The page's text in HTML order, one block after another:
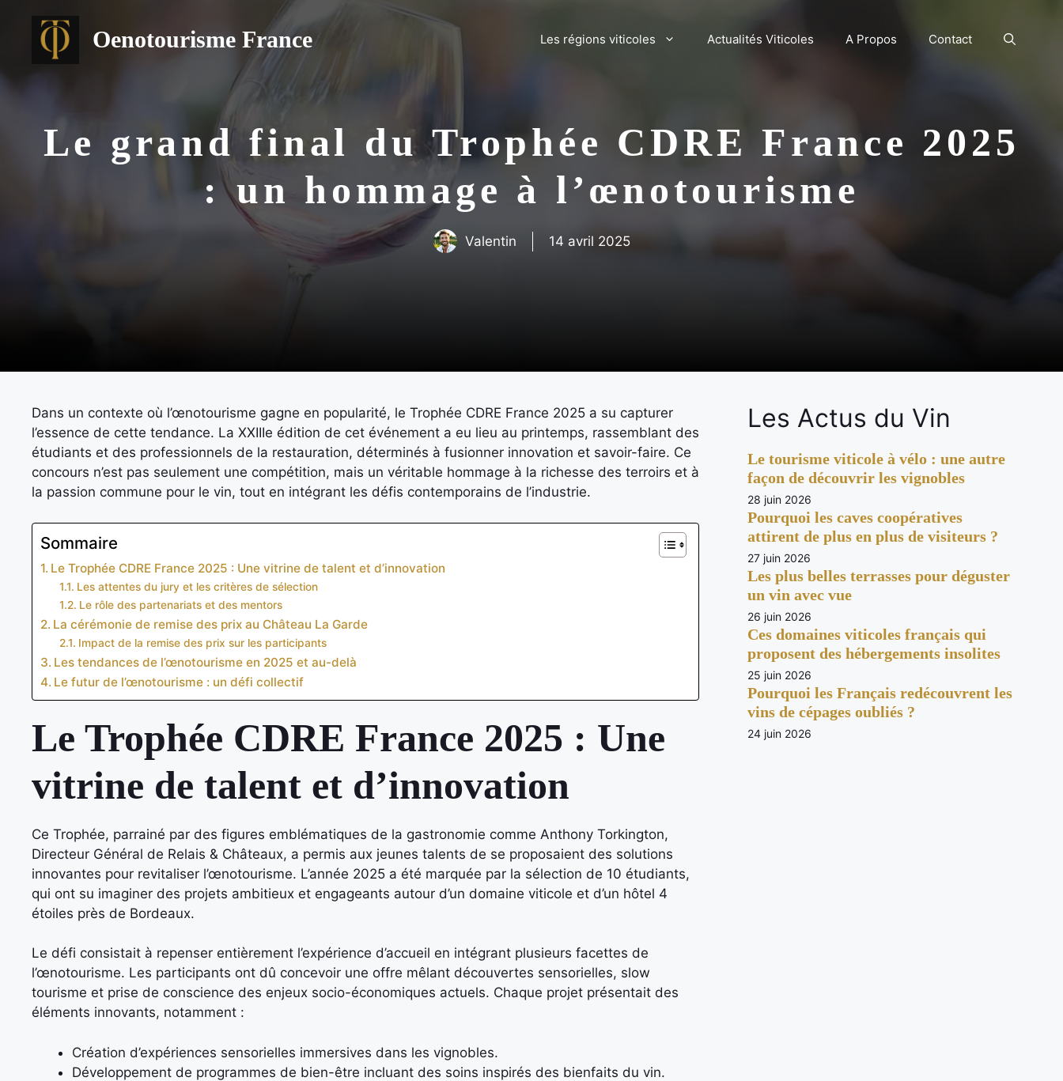
contenu
Oenotourisme France Les régions viticoles Actualités Viticoles A Propos Contact
Le grand final du Trophée CDRE France 2025
: un hommage à l’œnotourisme
Valentin 14 avril 2025
Dans un contexte où l’œnotourisme gagne en popularité, le Trophée CDRE France 2025 a su capturer
l’essence de cette tendance. La XXIIIe édition de cet événement a eu lieu au printemps, rassemblant des
étudiants et des professionnels de la restauration, déterminés à fusionner innovation et savoir-faire. Ce
concours n’est pas seulement une compétition, mais un véritable hommage à la richesse des terroirs et à
la passion commune pour le vin, tout en intégrant les défis contemporains de l’industrie.
Sommaire
Le Trophée CDRE France 2025 : Une vitrine de talent et d’innovation
Les attentes du jury et les critères de sélection
Le rôle des partenariats et des mentors
La cérémonie de remise des prix au Château La Garde
Impact de la remise des prix sur les participants
Les tendances de l’œnotourisme en 2025 et au-delà
Le futur de l’œnotourisme : un défi collectif
Le Trophée CDRE France 2025 : Une
vitrine de talent et d’innovation
Ce Trophée, parrainé par des figures emblématiques de la gastronomie comme Anthony Torkington,
Directeur Général de Relais & Châteaux, a permis aux jeunes talents de se proposaient des solutions
innovantes pour revitaliser l’œnotourisme. L’année 2025 a été marquée par la sélection de 10 étudiants,
qui ont su imaginer des projets ambitieux et engageants autour d’un domaine viticole et d’un hôtel 4
étoiles près de Bordeaux.
Le défi consistait à repenser entièrement l’expérience d’accueil en intégrant plusieurs facettes de
l’œnotourisme. Les participants ont dû concevoir une offre mêlant découvertes sensorielles, slow
tourisme et prise de conscience des enjeux socio-économiques actuels. Chaque projet présentait des
éléments innovants, notamment :
Création d’expériences sensorielles immersives dans les vignobles.
Développement de programmes de bien-être incluant des soins inspirés des bienfaits du vin.
Les Actus du Vin
Le tourisme viticole à vélo : une autre
façon de découvrir les vignobles
28 juin 2026
Pourquoi les caves coopératives
attirent de plus en plus de visiteurs ?
27 juin 2026
Les plus belles terrasses pour déguster
un vin avec vue
26 juin 2026
Ces domaines viticoles français qui
proposent des hébergements insolites
25 juin 2026
Pourquoi les Français redécouvrent les
vins de cépages oubliés ?
24 juin 2026